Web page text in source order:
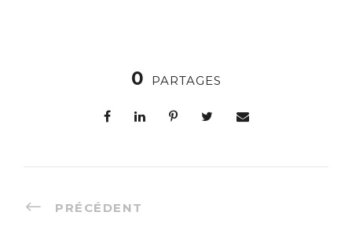
0 PARTAGES
PRÉCÉDENT